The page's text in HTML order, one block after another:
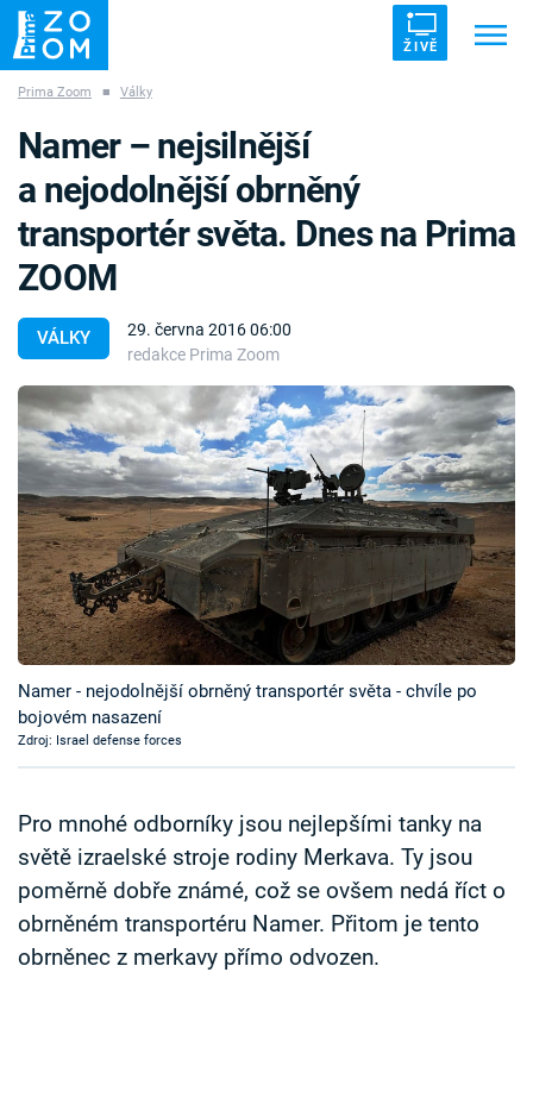
ŽIVĚ
ZÁHADY VETŘELCI DÁVNOVĚKU
Témata
Témata
Pořady
TV Program
Časopis
Sledujte prima+
Přihlášení
Prima Zoom ■ Války
VÁLKY
29. června 2016 06:00
redakce Prima Zoom
Namer – nejsilnější
a nejodolnější obrněný
transportér světa. Dnes na Prima
ZOOM
Namer - nejodolnější obrněný transportér světa - chvíle po
bojovém nasazení
Zdroj: Israel defense forces
Pro mnohé odborníky jsou nejlepšími tanky na
světě izraelské stroje rodiny Merkava. Ty jsou
poměrně dobře známé, což se ovšem nedá říct o
obrněném transportéru Namer. Přitom je tento
obrněnec z merkavy přímo odvozen.